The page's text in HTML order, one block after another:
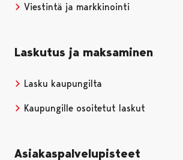
Viestintä ja markkinointi
Laskutus ja maksaminen
Lasku kaupungilta
Kaupungille osoitetut laskut
Asiakaspalvelupisteet